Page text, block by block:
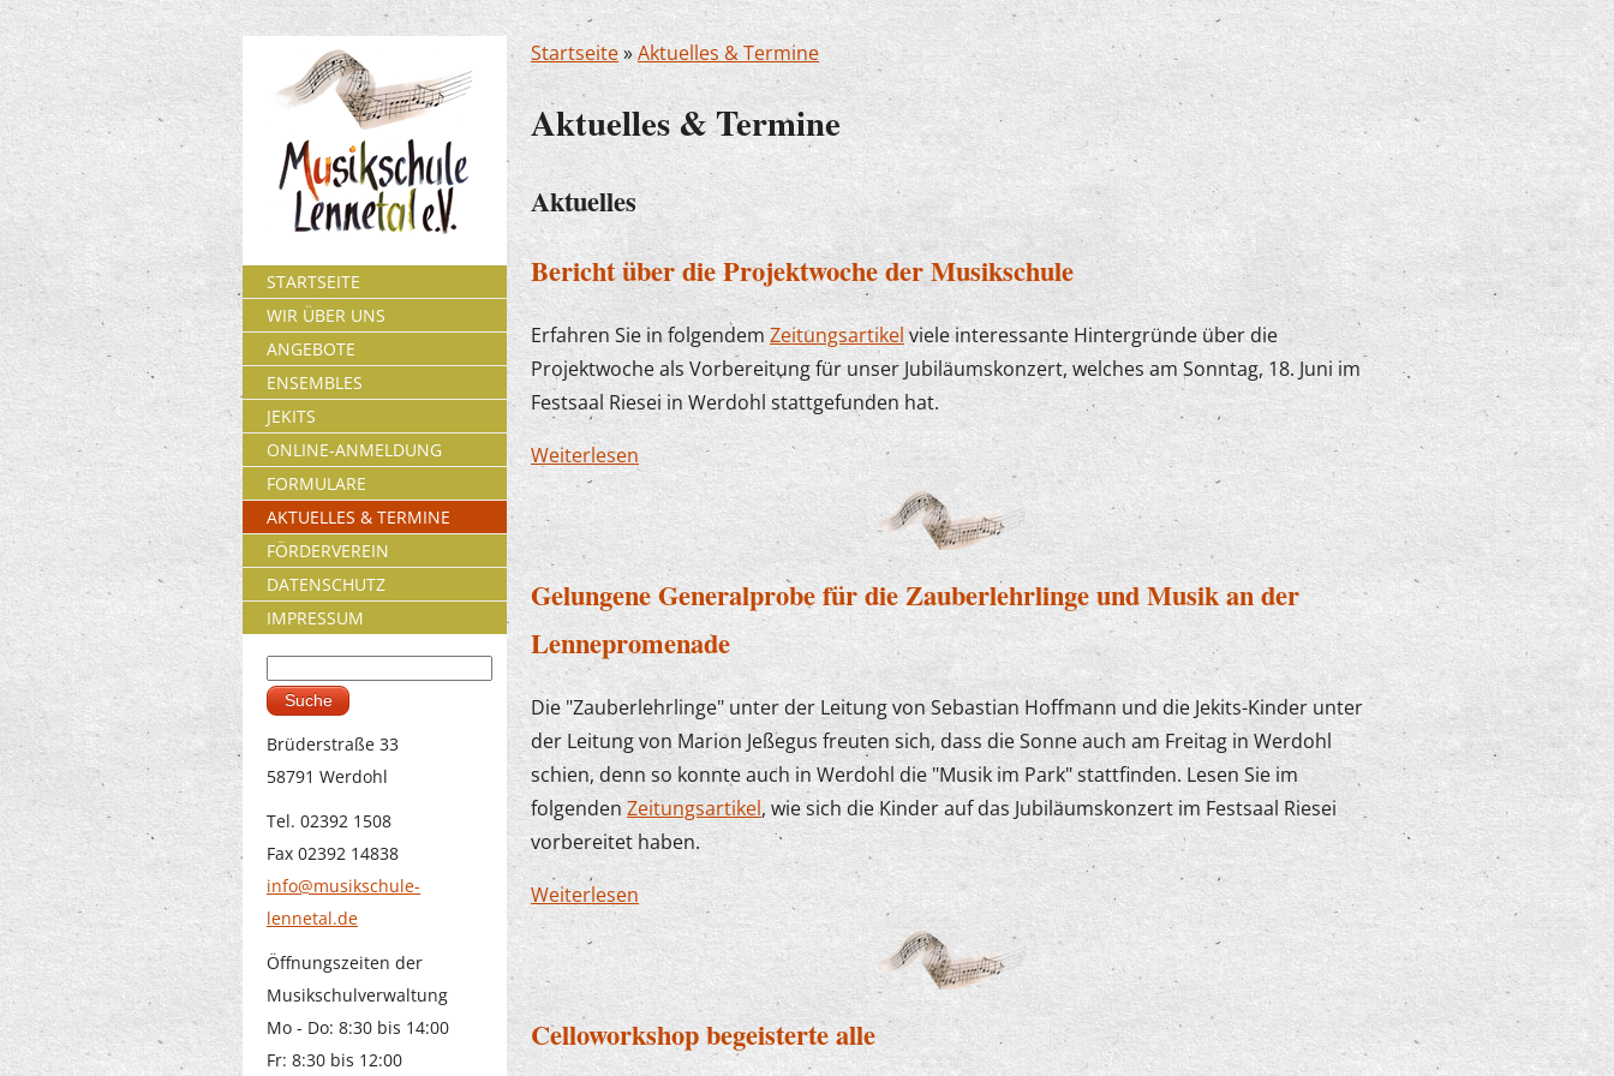
Startseite»Aktuelles & Termine
Aktuelles & Termine
Aktuelles
Bericht über die Projektwoche der Musikschule
Erfahren Sie in folgendem Zeitungsartikelviele interessante Hintergründe über die
Projektwoche als Vorbereitung für unser Jubiläumskonzert, welches am Sonntag, 18. Juni im
Festsaal Riesei in Werdohl stattgefunden hat.
Weiterlesen über Bericht über die Projektwoche der Musikschule
Gelungene Generalprobe für die Zauberlehrlinge und Musik an der
Lennepromenade
Die "Zauberlehrlinge" unter der Leitung von Sebastian Hoffmann und die Jekits-Kinder unter
der Leitung von Marion Jeßegus freuten sich, dass die Sonne auch am Freitag in Werdohl
schien, denn so konnte auch in Werdohl die "Musik im Park" stattfinden. Lesen Sie im
folgendenZeitungsartikel, wie sich die Kinder auf das Jubiläumskonzert im Festsaal Riesei
vorbereitet haben.
Weiterlesen über Gelungene Generalprobe für die Zauberlehrlinge und Musik an der
Lennepromenade
Celloworkshop begeisterte alle
STARTSEITE
WIR ÜBER UNS
ANGEBOTE
ENSEMBLES
JEKITS
ONLINE-ANMELDUNG
FORMULARE
AKTUELLES & TERMINE
FÖRDERVEREIN
DATENSCHUTZ
IMPRESSUM
Suchformular
Brüderstraße 33
58791 Werdohl
Tel. 02392 1508
Fax 02392 14838
info@musikschule-
lennetal.de
Öffnungszeiten der
Musikschulverwaltung
Mo - Do: 8:30 bis 14:00
Fr: 8:30 bis 12:00